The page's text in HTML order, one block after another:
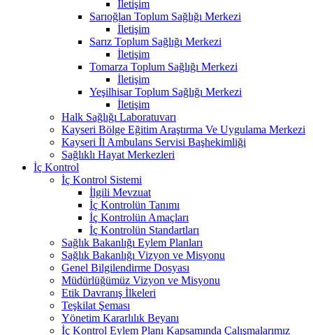
İletişim
Sarıoğlan Toplum Sağlığı Merkezi
İletişim
Sarız Toplum Sağlığı Merkezi
İletişim
Tomarza Toplum Sağlığı Merkezi
İletişim
Yeşilhisar Toplum Sağlığı Merkezi
İletişim
Halk Sağlığı Laboratuvarı
Kayseri Bölge Eğitim Araştırma Ve Uygulama Merkezi
Kayseri İl Ambulans Servisi Başhekimliği
Sağlıklı Hayat Merkezleri
İç Kontrol
İç Kontrol Sistemi
İlgili Mevzuat
İç Kontrolün Tanımı
İç Kontrolün Amaçları
İç Kontrolün Standartları
Sağlık Bakanlığı Eylem Planları
Sağlık Bakanlığı Vizyon ve Misyonu
Genel Bilgilendirme Dosyası
Müdürlüğümüz Vizyon ve Misyonu
Etik Davranış İlkeleri
Teşkilat Şeması
Yönetim Kararlılık Beyanı
İç Kontrol Eylem Planı Kapsamında Çalışmalarımız